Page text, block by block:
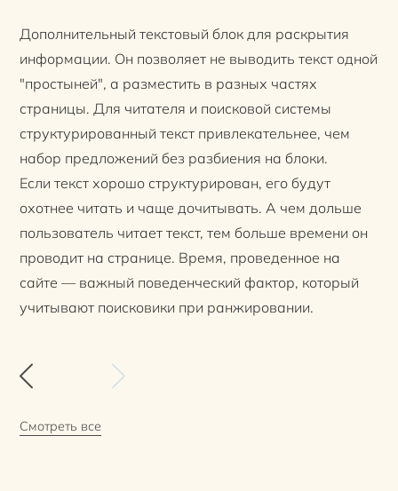
Дополнительный текстовый блок для раскрытия
информации. Он позволяет не выводить текст одной
"простыней", а разместить в разных частях
страницы. Для читателя и поисковой системы
структурированный текст привлекательнее, чем
набор предложений без разбиения на блоки.
Если текст хорошо структурирован, его будут
охотнее читать и чаще дочитывать. А чем дольше
пользователь читает текст, тем больше времени он
проводит на странице. Время, проведенное на
сайте — важный поведенческий фактор, который
учитывают поисковики при ранжировании.
Смотреть все